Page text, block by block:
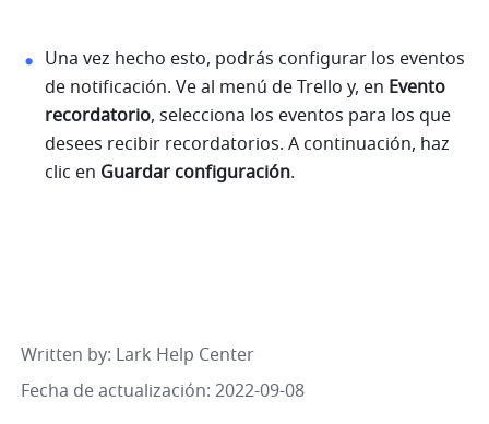
Una vez hecho esto, podrás configurar los eventos
de notificación. Ve al menú de Trello y, en Evento
recordatorio, selecciona los eventos para los que
desees recibir recordatorios. A continuación, haz
clic en Guardar configuración.
Written by: Lark Help Center
Fecha de actualización: 2022-09-08